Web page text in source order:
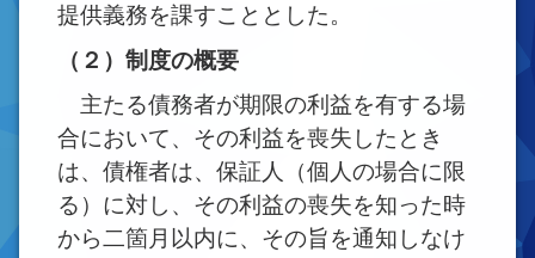
提供義務を課すこととした。
（２）制度の概要
主たる債務者が期限の利益を有する場
合において、その利益を喪失したとき
は、債権者は、保証人（個人の場合に限
る）に対し、その利益の喪失を知った時
から二箇月以内に、その旨を通知しなけ